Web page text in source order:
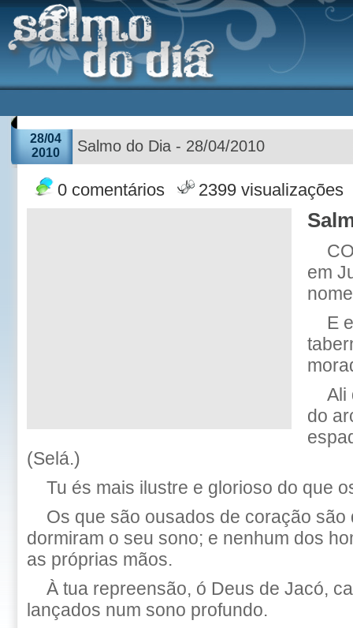
28/04
2010
Salmo do Dia - 28/04/2010
0 comentários 2399 visualizações
em
E
Ali
do
(Selá.)
Tu és mais ilustre e glorioso do que
Os que são ousados de coração são
dormiram o seu sono; e nenhum dos
as próprias mãos.
À tua repreensão, ó Deus de Jacó,
lançados num sono profundo.